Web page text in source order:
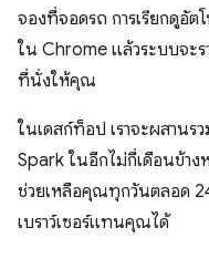
จองที่จอดรถ การเรียกดูอั
ใน Chrome แล้วระบบจะร
ที่นั่งให้คุณ
ในเดสก์ท็อป เราจะผสานร
Spark ในอีกไม่กี่เดือนข้า
ช่วยเหลือคุณทุกวันตลอด
เบราว์เซอร์แทนคุณได้